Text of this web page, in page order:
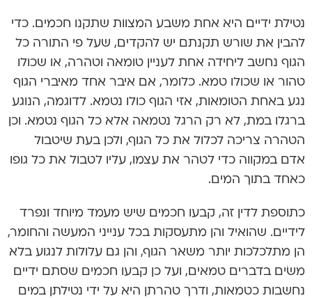
נטילת ידיים היא אחת משבע המצוות שתקנו חכמים. כדי
להבין את שורש תקנתם יש להקדים, שעל פי התורה כל
הגוף נחשב ליחידה אחת לעניין טומאה וטהרה, או שכולו
טהור או שכולו טמא. כלומר, אם איבר אחד מאיברי הגוף
נגע באחת הטומאות, אזי הגוף כולו נטמא. לדוגמה, הנוגע
ברגלו במת, לא רק הרגל נטמאה אלא כל הגוף נטמא. וכן
הטהרה צריכה לכלול את כל הגוף, ולכן בעת שיטבול
אדם במקווה כדי לטהר את עצמו, עליו לטבול את כל גופו
כאחד בתוך המים.
כתוספת לדין זה, קבעו חכמים שיש מעמד מיוחד ונפרד
לידיים. שהואיל והן מתעסקות בכל ענייני המעשה והחומר,
הן מתלכלכות יותר משאר הגוף, והן גם עלולות לנגוע בלא
משׂים בדברים טמאים, ועל כן קבעו חכמים שסתם ידיים
נחשבות כטמאות, ודרך טהרתן היא על ידי נטילתן במים